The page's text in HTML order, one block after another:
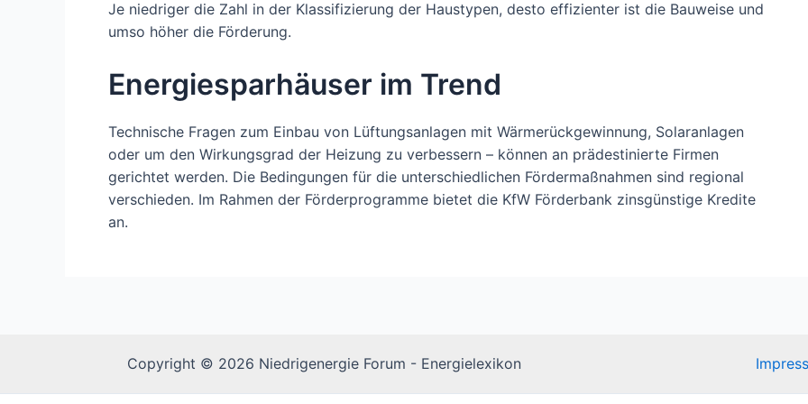
Je niedriger die Zahl in der Klassifizierung der Haustypen, desto effizienter ist die Bauweise und
umso höher die Förderung.
Energiesparhäuser im Trend
Technische Fragen zum Einbau von Lüftungsanlagen mit Wärmerückgewinnung, Solaranlagen
oder um den Wirkungsgrad der Heizung zu verbessern – können an prädestinierte Firmen
gerichtet werden. Die Bedingungen für die unterschiedlichen Fördermaßnahmen sind regional
verschieden. Im Rahmen der Förderprogramme bietet die KfW Förderbank zinsgünstige Kredite
an.
Copyright © 2026 Niedrigenergie Forum - Energielexikon